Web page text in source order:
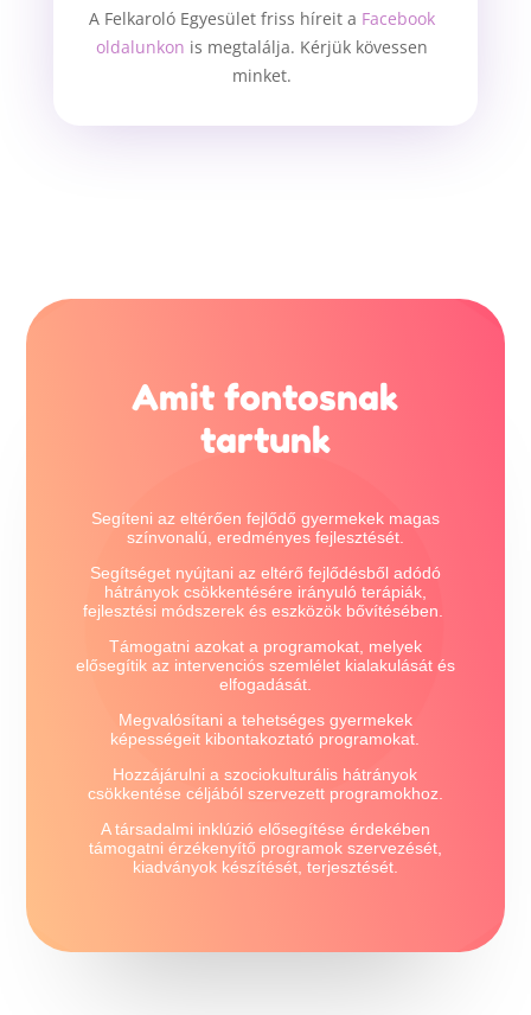
A Felkaroló Egyesület friss híreit a Facebook
oldalunkon is megtalálja. Kérjük kövessen
minket.
Amit fontosnak
tartunk
Segíteni az eltérően fejlődő gyermekek magas
színvonalú, eredményes fejlesztését.
Segítséget nyújtani az eltérő fejlődésből adódó
hátrányok csökkentésére irányuló terápiák,
fejlesztési módszerek és eszközök bővítésében.
Támogatni azokat a programokat, melyek
elősegítik az intervenciós szemlélet kialakulását és
elfogadását.
Megvalósítani a tehetséges gyermekek
képességeit kibontakoztató programokat.
Hozzájárulni a szociokulturális hátrányok
csökkentése céljából szervezett programokhoz.
A társadalmi inklúzió elősegítése érdekében
támogatni érzékenyítő programok szervezését,
kiadványok készítését, terjesztését.